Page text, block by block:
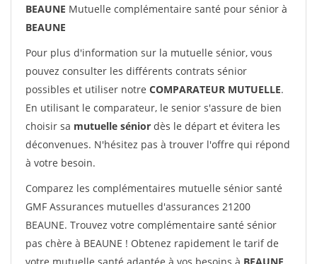
BEAUNE Mutuelle complémentaire santé pour sénior à
BEAUNE
Pour plus d'information sur la mutuelle sénior, vous
pouvez consulter les différents contrats sénior
possibles et utiliser notre COMPARATEUR MUTUELLE.
En utilisant le comparateur, le senior s'assure de bien
choisir sa mutuelle sénior dès le départ et évitera les
déconvenues. N'hésitez pas à trouver l'offre qui répond
à votre besoin.
Comparez les complémentaires mutuelle sénior santé
GMF Assurances mutuelles d'assurances 21200
BEAUNE. Trouvez votre complémentaire santé sénior
pas chère à BEAUNE ! Obtenez rapidement le tarif de